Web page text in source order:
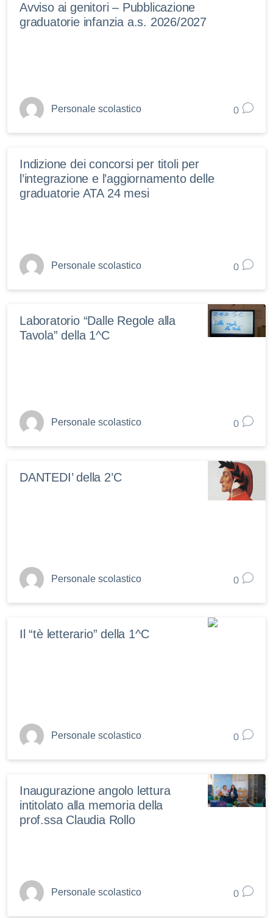
Avviso ai genitori – Pubblicazione
graduatorie infanzia a.s. 2026/2027
Personale scolastico 0
Indizione dei concorsi per titoli per
l’integrazione e l’aggiornamento delle
graduatorie ATA 24 mesi
Personale scolastico 0
Laboratorio “Dalle Regole alla
Tavola” della 1^C
Personale scolastico 0
DANTEDI’ della 2’C
Personale scolastico 0
Il “tè letterario” della 1^C
Personale scolastico 0
Inaugurazione angolo lettura
intitolato alla memoria della
prof.ssa Claudia Rollo
Personale scolastico 0